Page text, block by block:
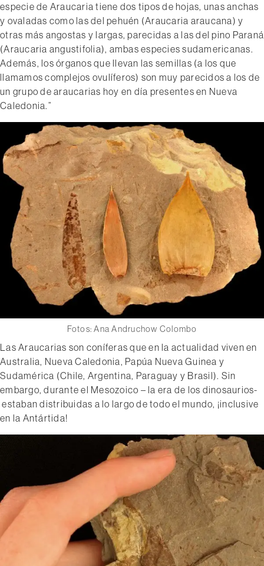
especie de Araucaria tiene dos tipos de hojas, unas anchas
y ovaladas como las del pehuén (Araucaria araucana) y
otras más angostas y largas, parecidas a las del pino Paraná
(Araucaria angustifolia), ambas especies sudamericanas.
Además, los órganos que llevan las semillas (a los que
llamamos complejos ovulíferos) son muy parecidos a los de
un grupo de araucarias hoy en día presentes en Nueva
Caledonia.”
Fotos: Ana Andruchow Colombo
Las Araucarias son coníferas que en la actualidad viven en
Australia, Nueva Caledonia, Papúa Nueva Guinea y
Sudamérica (Chile, Argentina, Paraguay y Brasil). Sin
embargo, durante el Mesozoico – la era de los dinosaurios-
estaban distribuidas a lo largo de todo el mundo, ¡inclusive
en la Antártida!